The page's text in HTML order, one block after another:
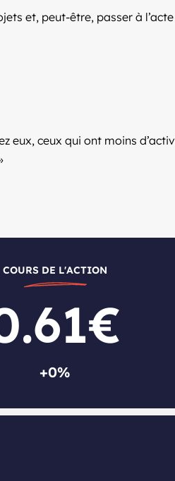
et, peut-être, passer à
eux, ceux qui ont moins
COURS DE L'ACTION
+0%